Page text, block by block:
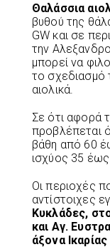
Θαλάσσια
βυθού της
GW και σε
την
μπορεί να
το σχεδιασμό
αιολικά.
Σε ότι αφορά
προβλέπεται
βάθη από 60
ισχύος 35 έως
Οι περιοχές
αντίστοιχες
Κυκλάδες,
και Αγ.
άξονα